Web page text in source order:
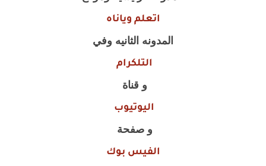
اتعلم وياناه
المدونه الثانيه وفي
التلكرام
و قناة
اليوتيوب
و صفحة
الفيس بوك